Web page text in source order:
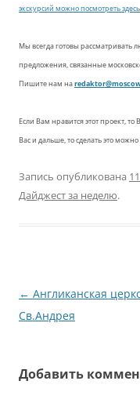
экскурсий можно посмотреть здесь
Мы всегда готовы
предложения, связанные
Пишите нам на
Если Вам нравится этот проект,
Вас и дальше, то сделать это
Запись опубликована
Дайджест за неделю.
Навигация
по
← Англиканская
Св.Андрея
Добавить